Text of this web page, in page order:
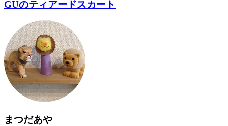
GUのティアードスカート
まつだあや